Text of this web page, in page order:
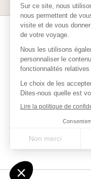
Sylva SAS pour vous
en France, en Europe